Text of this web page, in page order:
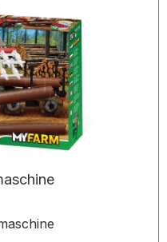
Erntemaschine